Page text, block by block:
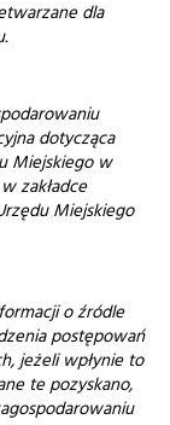
dla
dotycząca
Miejskiego w
zakładce
Miejskiego
o źródle
postępowań
jeżeli wpłynie to
te pozyskano,